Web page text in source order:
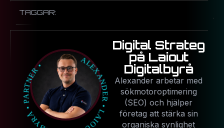
TAGGAR:
Digital Strateg
på Laiout
Digitalbyrå
Alexander arbetar med
sökmotoroptimering
(SEO) och hjälper
företag att stärka sin
organiska synlighet